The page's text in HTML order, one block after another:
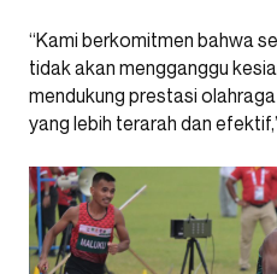
“Kami berkomitmen bahwa
tidak akan mengganggu
mendukung prestasi
yang lebih terarah dan